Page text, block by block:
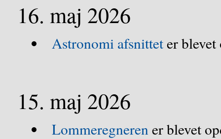
16. maj 2026
Astronomi afsnitteter blevet
15. maj 2026
Lommeregneren er blevet